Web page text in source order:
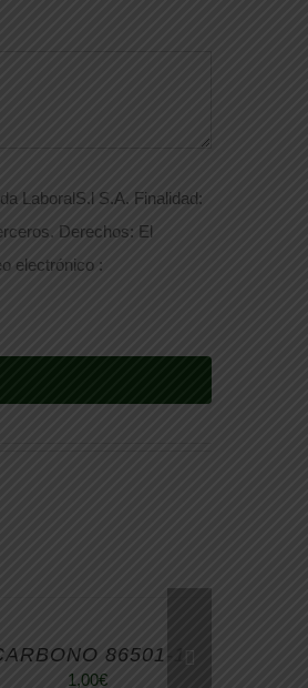
LaboralS.l S.A. Finalidad:
Derechos: El
electrónico :
TIENE
MÚLTIPLES
86501-1
1,00€